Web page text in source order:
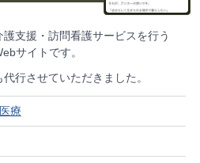
支援・訪問看護サービスを行う
サイトです。
行させていただきました。
療